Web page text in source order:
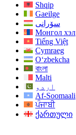
Shqip
Gaeilge
سۆرانی
Монгол хэл
Tiếng Việt
Cymraeg
O‘zbekcha
বাংলা
Malti
اردو
Af-Soomaali
ਪੰਜਾਬੀ
ქართული